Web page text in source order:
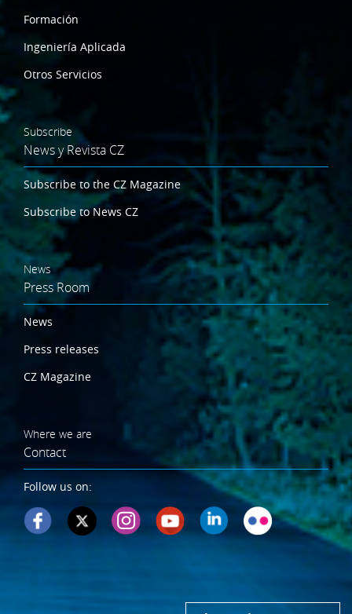
Formación
Ingeniería Aplicada
Otros Servicios
Subscribe
News y Revista CZ
Subscribe to the CZ Magazine
Subscribe to News CZ
News
Press Room
News
Press releases
CZ Magazine
Where we are
Contact
Follow us on: